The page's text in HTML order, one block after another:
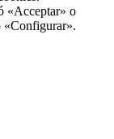
«Acceptar» o
«Configurar».